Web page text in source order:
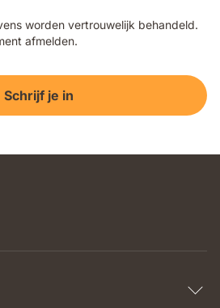
worden vertrouwelijk behandeld.
afmelden.
Schrijf je in